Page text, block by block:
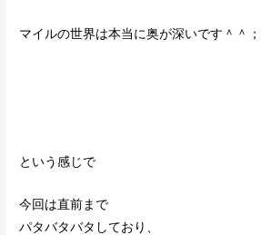
マイルの世界は本当に奥が深いです＾＾；
という感じで
今回は直前まで
パタバタバタしており、